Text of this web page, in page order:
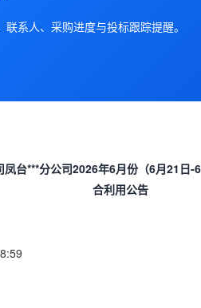
系人、采购进度与投标跟踪提醒。
凤台***分公司2026年6月份（6月21日
合利用公告